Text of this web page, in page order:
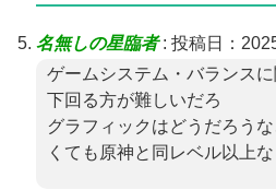
名無しの星臨者: 投稿日：
ゲームシステム・バランス
下回る方が難しいだろ
グラフィックはどうだろう
くても原神と同レベル以上